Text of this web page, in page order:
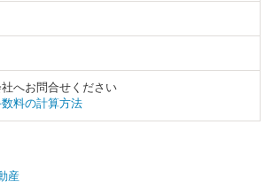
へお問合せください
料の計算方法
産